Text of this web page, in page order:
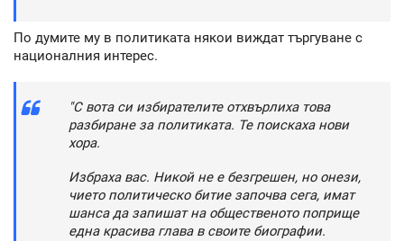
По думите му в политиката някои виждат търгуване с
националния интерес.
"С вота си избирателите отхвърлиха това
разбиране за политиката. Те поискаха нови
хора.
Избраха вас. Никой не е безгрешен, но онези,
чието политическо битие започва сега, имат
шанса да запишат на общественото поприще
една красива глава в своите биографии.